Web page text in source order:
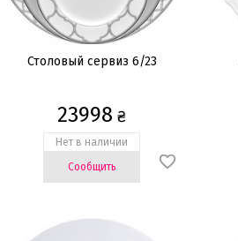
Столовый сервиз 6/23
23998 ₴
Нет в наличии
Сообщить